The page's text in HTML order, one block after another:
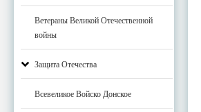
Ветераны Великой Отечественной
войны
Защита Отечества
Всевеликое Войско Донское